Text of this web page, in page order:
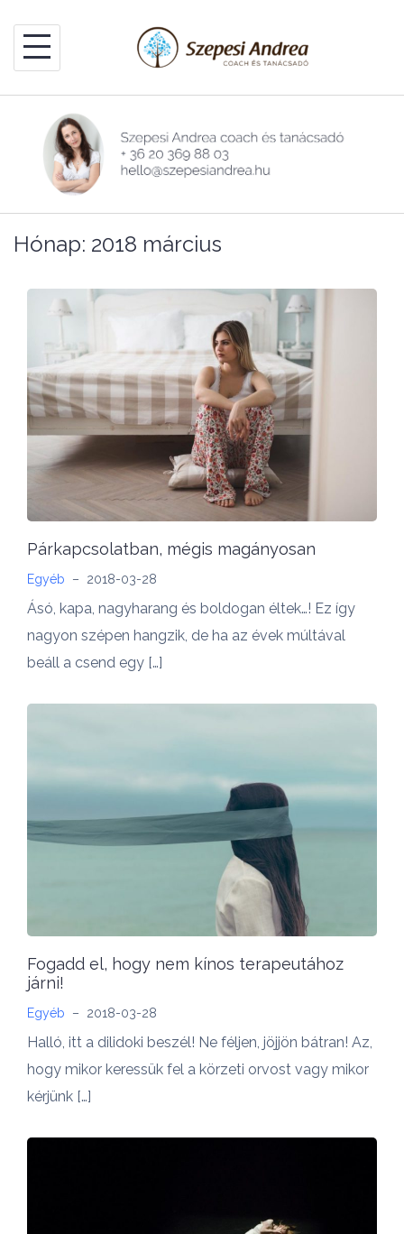
content
Hónap: 2018 március
Párkapcsolatban, mégis magányosan
Egyéb – 2018-03-28
Ásó, kapa, nagyharang és boldogan éltek…! Ez így
nagyon szépen hangzik, de ha az évek múltával
beáll a csend egy […]
Fogadd el, hogy nem kínos terapeutához
járni!
Egyéb – 2018-03-28
Halló, itt a dilidoki beszél! Ne féljen, jöjjön bátran! Az,
hogy mikor keressük fel a körzeti orvost vagy mikor
kérjünk […]